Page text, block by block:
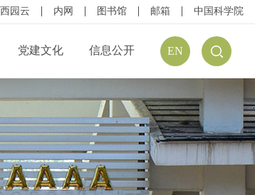
西园云 内网 图书馆 邮箱 中国科学院
党建文化 信息公开
预（决）算公开
年度报告
EN